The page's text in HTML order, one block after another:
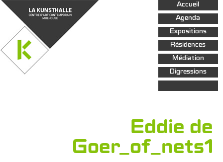
Aller au
contenu
principal
Accueil
Agenda
Expositions
Résidences
Médiation
Digressions
Eddie de
Goer_of_nets1